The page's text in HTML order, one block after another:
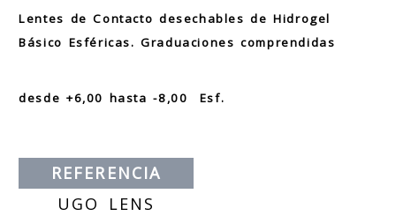
Lentes de Contacto desechables de Hidrogel
Básico Esféricas. Graduaciones comprendidas
desde +6,00 hasta -8,00 Esf.
REFERENCIA
UGO LENS